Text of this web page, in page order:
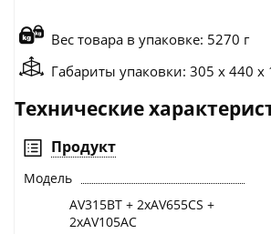
Вес товара в упаковке: 5270 г
Габариты упаковки: 305 x 440
Технические
Продукт
Модель
AV315BT + 2xAV655CS +
2xAV105AC